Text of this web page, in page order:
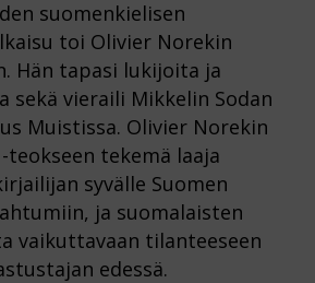
suomenkielisen
toi Olivier Norekin
Hän tapasi lukijoita ja
vieraili Mikkelin Sodan
Muistissa. Olivier Norekin
tekemä laaja
syvälle Suomen
ja suomalaisten
vaikuttavaan tilanteeseen
edessä.